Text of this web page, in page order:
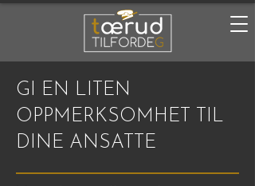
GI EN LITEN
OPPMERKSOMHET TIL
DINE ANSATTE